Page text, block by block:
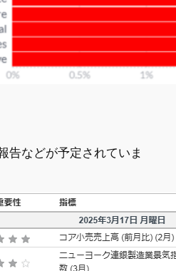
告などが予定されていま